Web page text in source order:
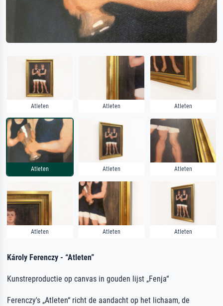
Atleten Atleten Atleten
Atleten Atleten Atleten
Atleten Atleten Atleten
Károly Ferenczy - “Atleten”
Kunstreproductie op canvas in gouden lijst „Fenja“
Ferenczy's „Atleten“ richt de aandacht op het lichaam, de